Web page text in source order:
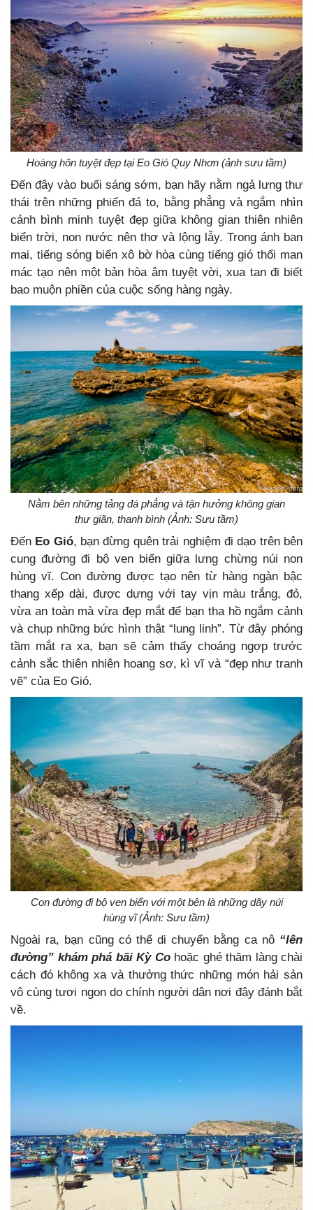
Hoàng hôn tuyệt đẹp tại Eo Gió Quy Nhơn (ảnh sưu tầm)
Đến đây vào buổi sáng sớm, bạn hãy nằm ngả lưng thư
thái trên những phiến đá to, bằng phẳng và ngắm nhìn
cảnh bình minh tuyệt đẹp giữa không gian thiên nhiên
biển trời, non nước nên thơ và lộng lẫy. Trong ánh ban
mai, tiếng sóng biển xô bờ hòa cùng tiếng gió thổi man
mác tạo nên một bản hòa âm tuyệt vời, xua tan đi biết
bao muộn phiền của cuộc sống hàng ngày.
Nằm bên những tảng đá phẳng và tận hưởng không gian
thư giãn, thanh bình (Ảnh: Sưu tầm)
Đến Eo Gió, bạn đừng quên trải nghiệm đi dạo trên bên
cung đường đi bộ ven biển giữa lưng chừng núi non
hùng vĩ. Con đường được tạo nên từ hàng ngàn bậc
thang xếp dài, được dựng với tay vịn màu trắng, đỏ,
vừa an toàn mà vừa đẹp mắt để bạn tha hồ ngắm cảnh
và chụp những bức hình thật “lung linh”. Từ đây phóng
tầm mắt ra xa, bạn sẽ cảm thấy choáng ngợp trước
cảnh sắc thiên nhiên hoang sơ, kì vĩ và “đẹp như tranh
vẽ” của Eo Gió.
Con đường đi bộ ven biển với một bên là những dãy núi
hùng vĩ (Ảnh: Sưu tầm)
Ngoài ra, bạn cũng có thể di chuyển bằng ca nô “lên
đường” khám phá bãi Kỳ Cohoặc ghé thăm làng chài
cách đó không xa và thưởng thức những món hải sản
vô cùng tươi ngon do chính người dân nơi đây đánh bắt
về.